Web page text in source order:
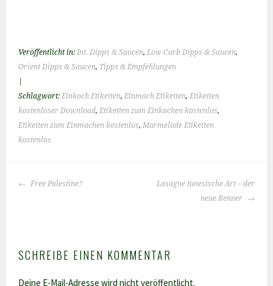
Veröffentlicht in:Int. Dipps & Saucen,Low Carb Dipps & Saucen,
Orient Dipps & Saucen, Tipps & Empfehlungen
Schlagwort:Einkoch Etiketten,Einmach Etiketten,Etiketten
kostenloser Download,Etiketten zum Einkochen kostenlos,
Etiketten zum Einmachen kostenlos,Marmelade Etiketten
kostenlos
BEITRAGS-
Free Palestine?
Lasagne tunesische Art – der
neue Renner
SCHREIBE EINEN KOMMENTAR
Deine E-Mail-Adresse wird nicht veröffentlicht.